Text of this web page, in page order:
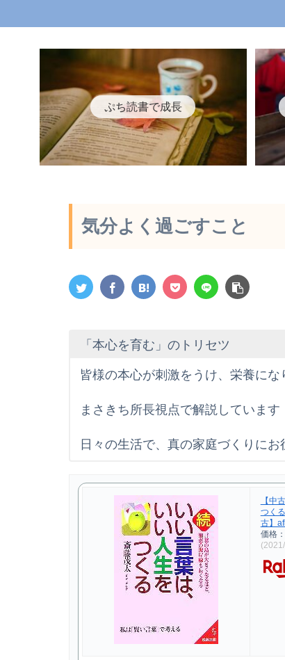
ぷち読書で成長
気分よく過ごすこと
「本心を育む」のトリセツ
皆様の本心が刺激をうけ、栄養に
まさきち所長視点で解説しています
日々の生活で、真の家庭づくりに
【中
つく
古】
価格